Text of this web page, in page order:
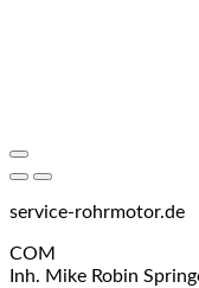
service-rohrmotor.de
COM
Inh. Mike Robin